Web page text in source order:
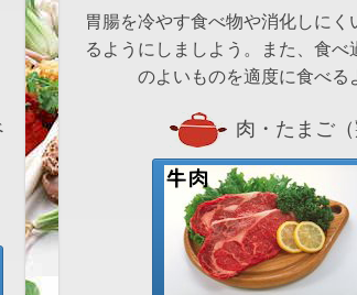
胃腸を冷やす食べ物や消化しに
るようにしましよう。また、食
のよいものを適度に食べる
肉・たまご（